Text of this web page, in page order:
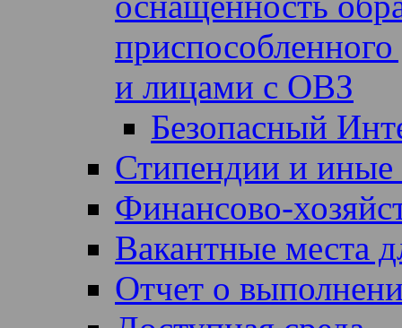
и лицами с ОВЗ
Безопасный
Стипендии и иные
Финансово-
Вакантные места
Отчет о